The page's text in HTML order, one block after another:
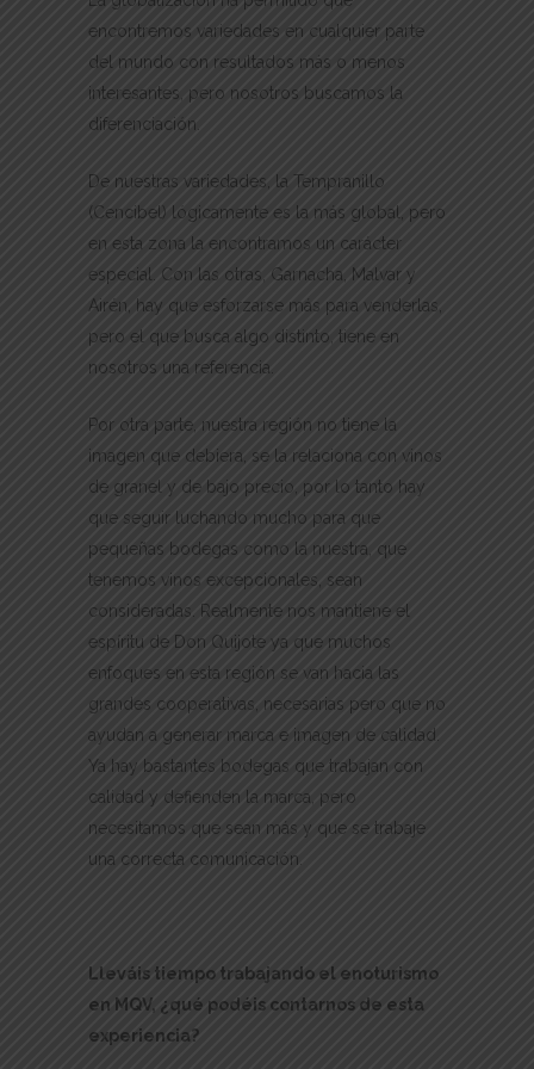
encontremos variedades en cualquier parte
del mundo con resultados más o menos
interesantes, pero nosotros buscamos la
diferenciación.
De nuestras variedades, la Tempranillo
(Cencibel) lógicamente es la más global, pero
en esta zona la encontramos un carácter
especial. Con las otras, Garnacha, Malvar y
Airén, hay que esforzarse más para venderlas,
pero el que busca algo distinto, tiene en
nosotros una referencia.
Por otra parte, nuestra región no tiene la
imagen que debiera, se la relaciona con vinos
de granel y de bajo precio, por lo tanto hay
que seguir luchando mucho para que
pequeñas bodegas como la nuestra, que
tenemos vinos excepcionales, sean
consideradas. Realmente nos mantiene el
espíritu de Don Quijote ya que muchos
enfoques en esta región se van hacia las
grandes cooperativas, necesarias pero que no
ayudan a generar marca e imagen de calidad.
Ya hay bastantes bodegas que trabajan con
calidad y defienden la marca, pero
necesitamos que sean más y que se trabaje
una correcta comunicación.
Lleváis tiempo trabajando el enoturismo
en MQV, ¿qué podéis contarnos de esta
experiencia?